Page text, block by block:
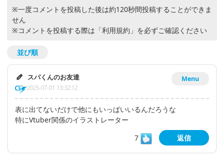
※一度コメントを投稿した後は約120秒間投稿することができま
せん
※コメントを投稿する際は 「利用規約」 を必ずご確認ください
並び順
Menu
スパくんのお友達
2025-07-01 13:32:12
表に出てないだけで他にもいっぱいいるんだろうな
特にVtuber関係のイラストレーター
7
返信